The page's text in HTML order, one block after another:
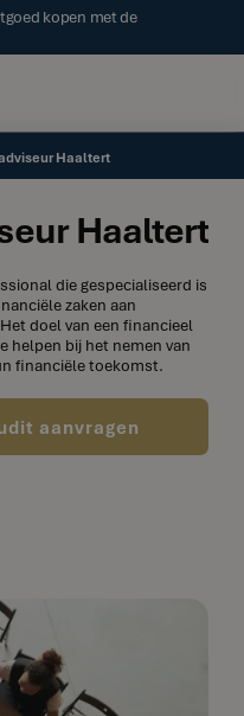
kopen met de
Haaltert
Haaltert
die gespecialiseerd is
zaken aan
doel van een financieel
helpen bij het nemen van
financiële toekomst.
aanvragen